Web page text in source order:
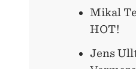
Mikal
HOT!
Jens